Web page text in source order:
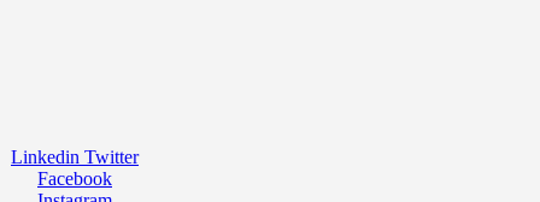
Linkedin Twitter
Facebook